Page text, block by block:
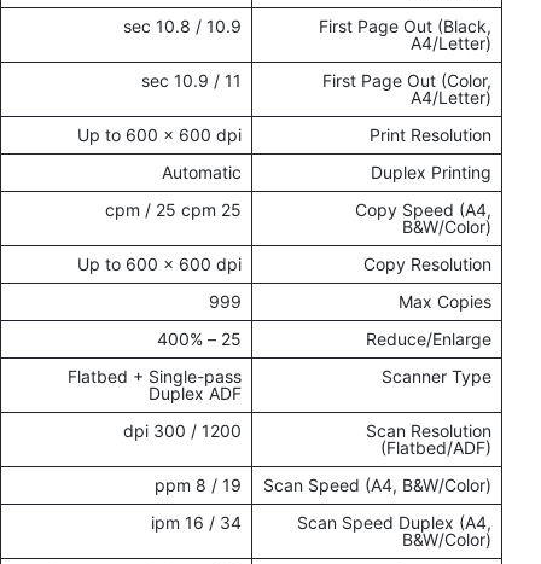
First Page Out (Black,
A4/Letter)
10.9 / 10.8 sec
First Page Out (Color,
A4/Letter)
Print Resolution
Up to 600 × 600 dpi
Duplex Printing
Automatic
Copy Speed (A4,
B&W/Color)
25 cpm / 25 cpm
Copy Resolution
Up to 600 × 600 dpi
Max Copies
999
Reduce/Enlarge
25 – 400%
Scanner Type
Flatbed + Single-pass
Duplex ADF
Scan Resolution
(Flatbed/ADF)
1200 / 300 dpi
Scan Speed (A4, B&W/Color)
Scan Speed Duplex (A4,
B&W/Color)
34 / 16 ipm